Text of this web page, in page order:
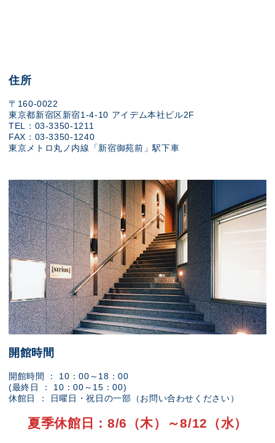
住所
〒160-0022
東京都新宿区新宿1-4-10 アイデム本社ビル2F
TEL：03-3350-1211
FAX：03-3350-1240
東京メトロ丸ノ内線「新宿御苑前」駅下車
開館時間
開館時間 ： 10：00～18：00
(最終日 ： 10：00～15：00)
休館日 ： 日曜日・祝日の一部（お問い合わせください）
夏季休館日：8/6（木）～8/12（水）